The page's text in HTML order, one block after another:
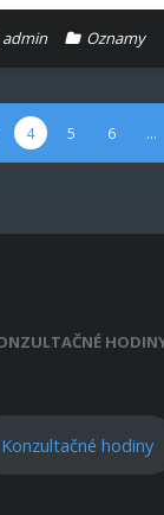
admin Oznamy
4 5 6 …
Konzultačné hodiny